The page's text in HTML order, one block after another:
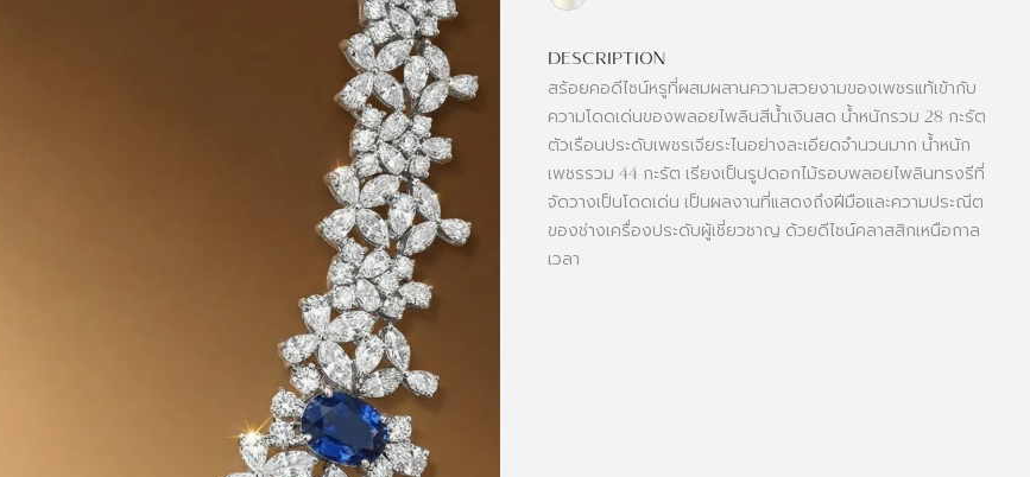
DESCRIPTION
สร้อยคอดีไซน์หรูที่ผสมผสานความสวยงามของเพชรแท้เข้ากับ
ความโดดเด่นของพลอยไพลินสีน้ำเงินสด น้ำหนักรวม 28 กะรัต
ตัวเรือนประดับเพชรเจียระไนอย่างละเอียดจำนวนมาก น้ำหนัก
เพชรรวม 44 กะรัต เรียงเป็นรูปดอกไม้รอบพลอยไพลินทรงรีที่
จัดวางเป็นโดดเด่น เป็นผลงานที่แสดงถึงฝีมือและความประณีต
ของช่างเครื่องประดับผู้เชี่ยวชาญ ด้วยดีไซน์คลาสสิกเหนือกาล
เวลา